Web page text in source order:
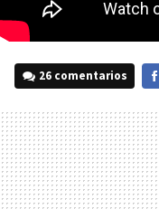
26 comentarios